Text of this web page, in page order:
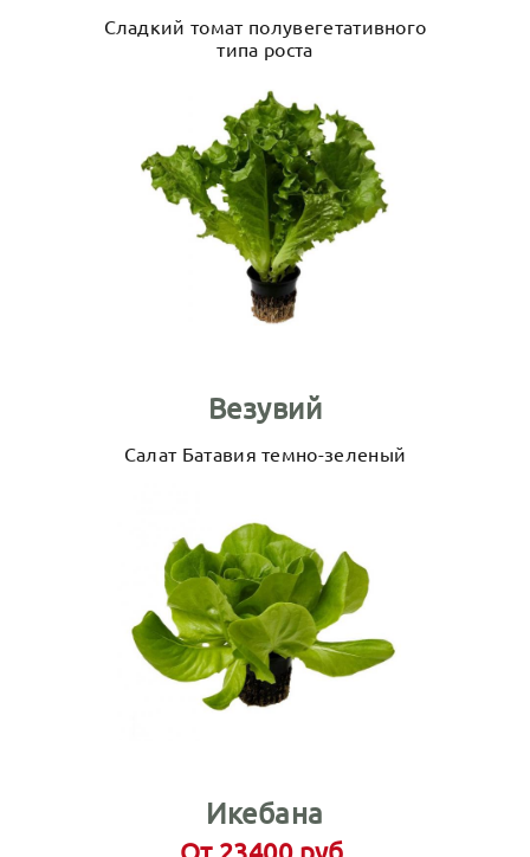
Сладкий томат полувегетативного
типа роста
Везувий
Салат Батавия темно-зеленый
Икебана